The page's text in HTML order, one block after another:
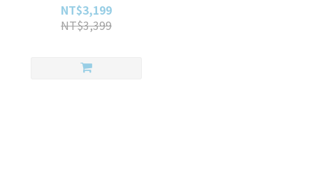
NT$3,199
NT$3,399